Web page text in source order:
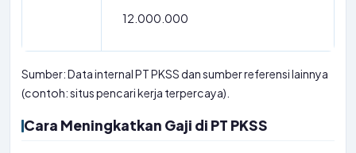
12.000.000
Sumber: Data internal PT PKSS dan sumber referensi lainnya
(contoh: situs pencari kerja terpercaya).
Cara Meningkatkan Gaji di PT PKSS